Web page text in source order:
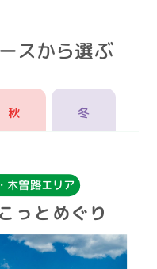
スから選ぶ
秋 冬
木曽路エリア
っとめぐり